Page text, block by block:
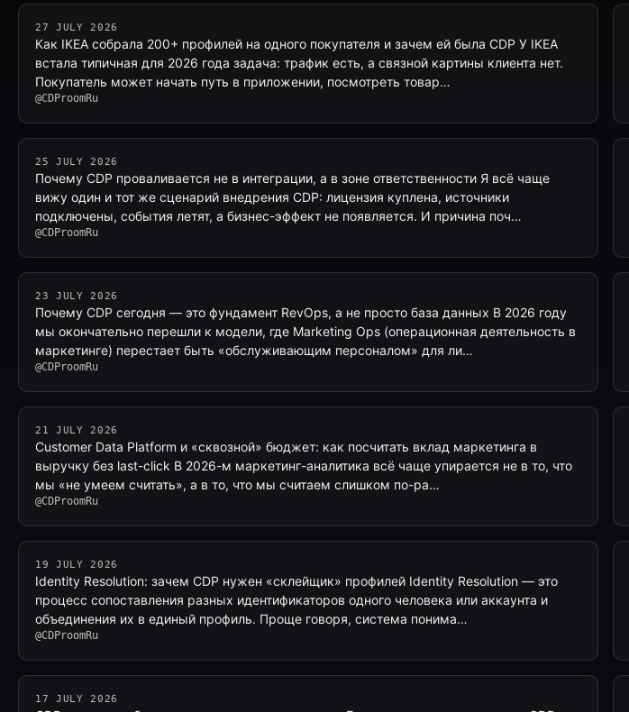
27 JULY 2026
Как IKEA собрала 200+ профилей на одного покупателя и зачем ей была CDP У IKEA
встала типичная для 2026 года задача: трафик есть, а связной картины клиента нет.
Покупатель может начать путь в приложении, посмотреть товар…
@CDProomRu
25 JULY 2026
Почему CDP проваливается не в интеграции, а в зоне ответственности Я всё чаще
вижу один и тот же сценарий внедрения CDP: лицензия куплена, источники
подключены, события летят, а бизнес-эффект не появляется. И причина поч…
@CDProomRu
23 JULY 2026
Почему CDP сегодня — это фундамент RevOps, а не просто база данных В 2026 году
мы окончательно перешли к модели, где Marketing Ops (операционная деятельность в
маркетинге) перестает быть «обслуживающим персоналом» для ли…
@CDProomRu
21 JULY 2026
Customer Data Platform и «сквозной» бюджет: как посчитать вклад маркетинга в
выручку без last-click В 2026-м маркетинг-аналитика всё чаще упирается не в то, что
мы «не умеем считать», а в то, что мы считаем слишком по-ра…
@CDProomRu
19 JULY 2026
Identity Resolution: зачем CDP нужен «склейщик» профилей Identity Resolution — это
процесс сопоставления разных идентификаторов одного человека или аккаунта и
объединения их в единый профиль. Проще говоря, система понима…
@CDProomRu
17 JULY 2026